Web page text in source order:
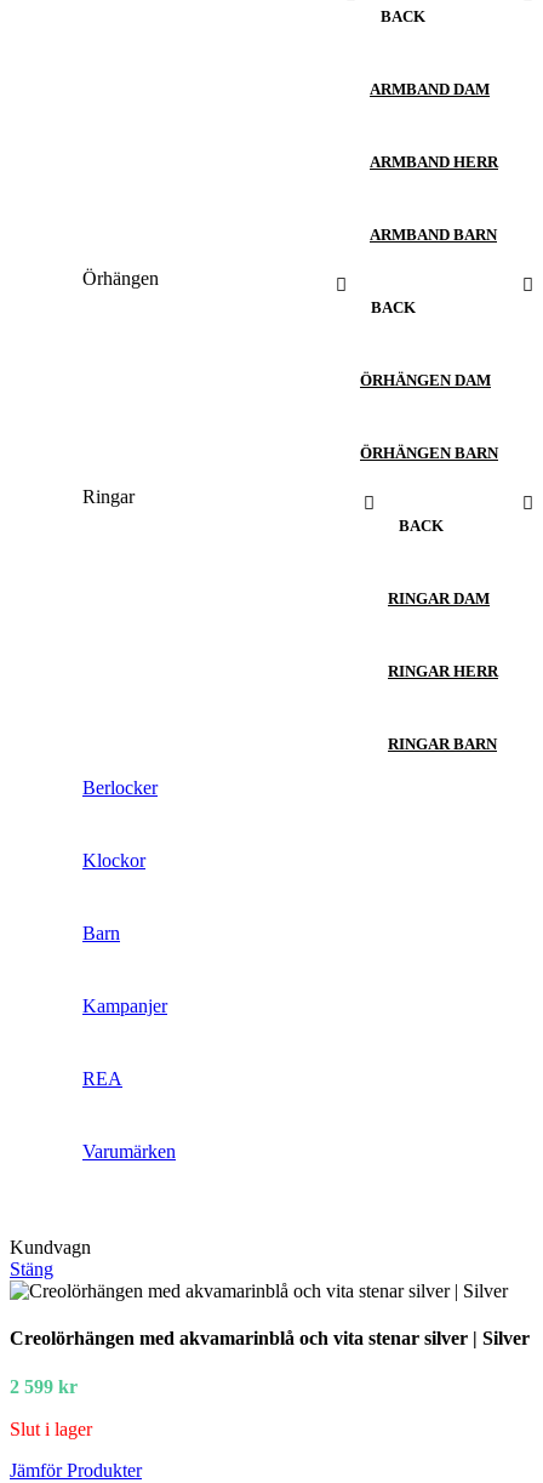
BACK
ARMBAND DAM
ARMBAND HERR
ARMBAND BARN
Örhängen
BACK
ÖRHÄNGEN DAM
ÖRHÄNGEN BARN
Ringar
BACK
RINGAR DAM
RINGAR HERR
RINGAR BARN
Berlocker
Klockor
Barn
Kampanjer
REA
Varumärken
Kundvagn
Stäng
Creolörhängen med akvamarinblå och vita stenar silver | Silver
2 599 kr
Slut i lager
Jämför Produkter